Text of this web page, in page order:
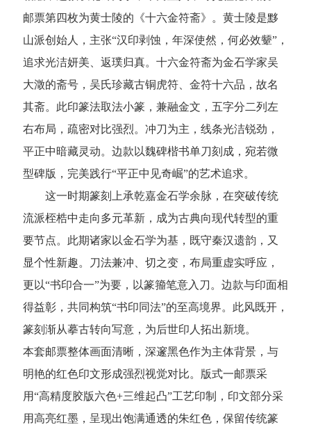
邮票第四枚为黄士陵的《十六金符斋》。黄士陵是黟
山派创始人，主张“汉印剥蚀，年深使然，何必效颦”，
追求光洁妍美、返璞归真。十六金符斋为金石学家吴
大澂的斋号，吴氏珍藏古铜虎符、金符十六品，故名
其斋。此印篆法取法小篆，兼融金文，五字分二列左
右布局，疏密对比强烈。冲刀为主，线条光洁锐劲，
平正中暗藏灵动。边款以魏碑楷书单刀刻成，宛若微
型碑版，完美践行“平正中见奇崛”的艺术追求。
这一时期篆刻上承乾嘉金石学余脉，在突破传统
流派桎梏中走向多元革新，成为古典向现代转型的重
要节点。此期诸家以金石学为基，既守秦汉遗韵，又
显个性新趣。刀法兼冲、切之变，布局重虚实呼应，
更以“书印合一”为要，以篆籀笔意入刀。边款与印面相
得益彰，共同构筑“书印同法”的至高境界。此风既开，
篆刻渐从摹古转向写意，为后世印人拓出新境。
本套邮票整体画面清晰，深邃黑色作为主体背景，与
明艳的红色印文形成强烈视觉对比。版式一邮票采
用“高精度胶版六色+三维起凸”工艺印制，印文部分采
用高亮红墨，呈现出饱满通透的朱红色，保留传统篆